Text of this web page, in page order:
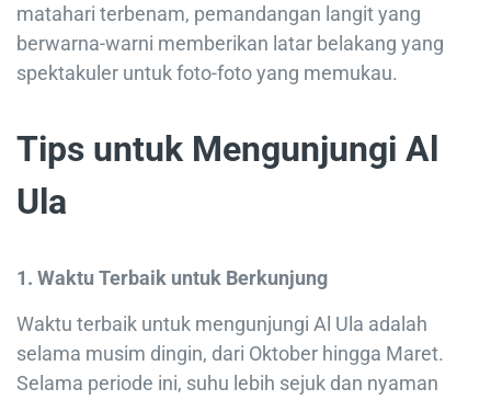
matahari terbenam, pemandangan langit yang
berwarna-warni memberikan latar belakang yang
spektakuler untuk foto-foto yang memukau.
Tips untuk Mengunjungi Al
Ula
1. Waktu Terbaik untuk Berkunjung
Waktu terbaik untuk mengunjungi Al Ula adalah
selama musim dingin, dari Oktober hingga Maret.
Selama periode ini, suhu lebih sejuk dan nyaman